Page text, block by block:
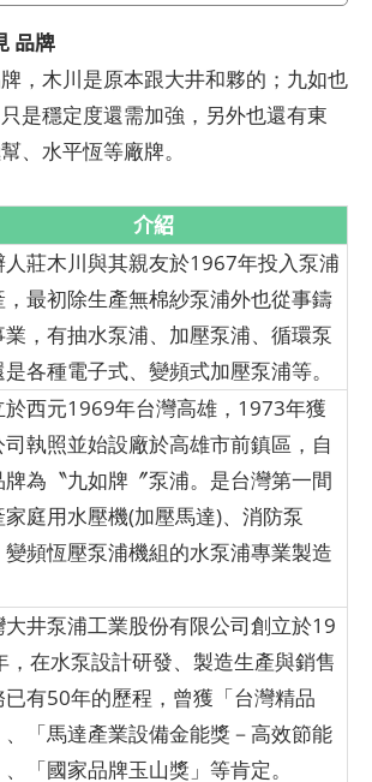
品牌
，木川是原本跟大井和夥的；九如也
是穩定度還需加強，另外也還有東
、水平恆等廠牌。
介紹
人莊木川與其親友於1967年投入泵浦
，最初除生產無棉紗泵浦外也從事鑄
業，有抽水泵浦、加壓泵浦、循環泵
各種電子式、變頻式加壓泵浦等。
於西元1969年台灣高雄，1973年獲
司執照並始設廠於高雄市前鎮區，自
牌為〝九如牌〞泵浦。是台灣第一間
家庭用水壓機(加壓馬達)、消防泵
變頻恆壓泵浦機組的水泵浦專業製造
大井泵浦工業股份有限公司創立於19
，在水泵設計研發、製造生產與銷售
已有50年的歷程，曾獲「台灣精品
、「馬達產業設備金能獎－高效節能
、「國家品牌玉山獎」等肯定。